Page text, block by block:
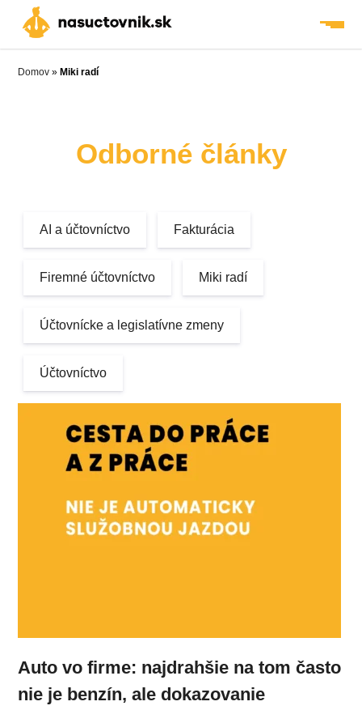
content
Domov » Miki radí
Odborné články
AI a účtovníctvo Fakturácia
Firemné účtovníctvo Miki radí
Účtovnícke a legislatívne zmeny
Účtovníctvo
Auto vo firme: najdrahšie na tom často
nie je benzín, ale dokazovanie